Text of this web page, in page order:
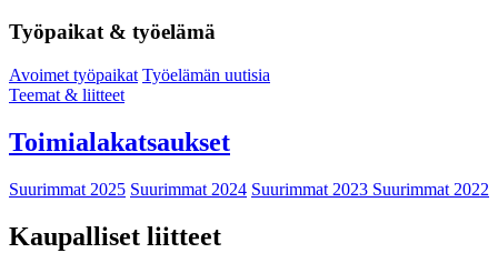
Työpaikat & työelämä
Avoimet työpaikat Työelämän uutisia
Teemat & liitteet
Toimialakatsaukset
Suurimmat 2025 Suurimmat 2024 Suurimmat 2023 Suurimmat 2022
Kaupalliset liitteet